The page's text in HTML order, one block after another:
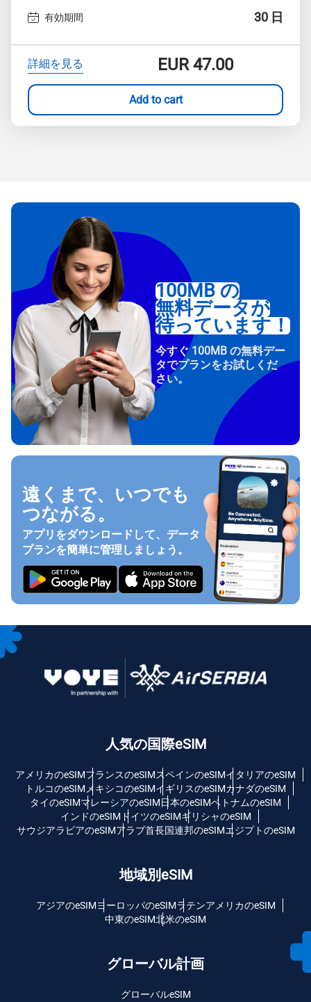
有効期間 30 日
詳細を見る EUR47.00
Add to cart
100MB の
無料データが
待っています！
今すぐ 100MB の無料デー
タでプランをお試しくだ
さい。
遠くまで、いつでも
つながる。
アプリをダウンロードして、データ
プランを簡単に管理しましょう。
人気の国際eSIM
アメリカのeSIMフランスのeSIMスペインのeSIMイタリアのeSIM
トルコのeSIM メキシコのeSIMイギリスのeSIMカナダのeSIM
タイのeSIMマレーシアのeSIM日本のeSIMベトナムのeSIM
インドのeSIM ドイツのeSIMギリシャのeSIM
サウジアラビアのeSIMアラブ首長国連邦のeSIMエジプトのeSIM
地域別eSIM
アジアのeSIMヨーロッパのeSIMラテンアメリカのeSIM
中東のeSIM北米のeSIM
グローバル計画
グローバルeSIM